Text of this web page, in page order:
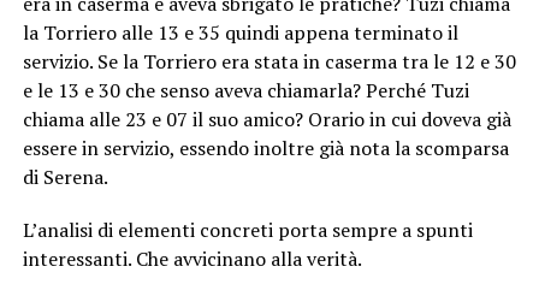
la Torriero alle 13 e 35 quindi appena terminato il
servizio. Se la Torriero era stata in caserma tra le 12 e 30
e le 13 e 30 che senso aveva chiamarla? Perché Tuzi
chiama alle 23 e 07 il suo amico? Orario in cui doveva già
essere in servizio, essendo inoltre già nota la scomparsa
di Serena.
L’analisi di elementi concreti porta sempre a spunti
interessanti. Che avvicinano alla verità.